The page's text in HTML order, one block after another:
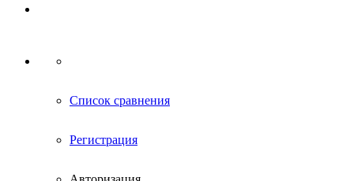
Список сравнения
Регистрация